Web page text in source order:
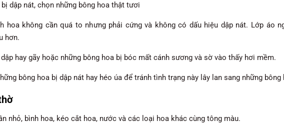
dập nát, chọn những bông hoa thật tươi
hoa không cần quá to nhưng phải cứng và không có dấu hiệu dập nát. Lớp áo
hơn.
hay gãy hoặc những bông hoa bị bóc mất cánh sương và sờ vào thấy hơi mềm.
bông hoa bị dập nát hay héo úa để tránh tình trạng này lây lan sang những bông
nhỏ, bình hoa, kéo cắt hoa, nước và các loại hoa khác cùng tông màu.